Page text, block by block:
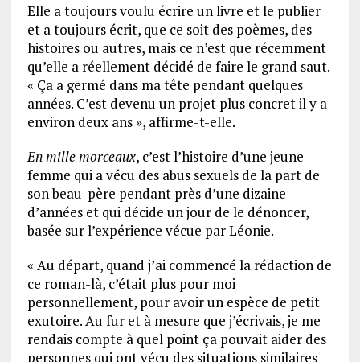
Elle a toujours voulu écrire un livre et le publier
et a toujours écrit, que ce soit des poèmes, des
histoires ou autres, mais ce n’est que récemment
qu’elle a réellement décidé de faire le grand saut.
« Ça a germé dans ma tête pendant quelques
années. C’est devenu un projet plus concret il y a
environ deux ans », affirme-t-elle.
En mille morceaux, c’est l’histoire d’une jeune
femme qui a vécu des abus sexuels de la part de
son beau-père pendant près d’une dizaine
d’années et qui décide un jour de le dénoncer,
basée sur l’expérience vécue par Léonie.
« Au départ, quand j’ai commencé la rédaction de
ce roman-là, c’était plus pour moi
personnellement, pour avoir un espèce de petit
exutoire. Au fur et à mesure que j’écrivais, je me
rendais compte à quel point ça pouvait aider des
personnes qui ont vécu des situations similaires